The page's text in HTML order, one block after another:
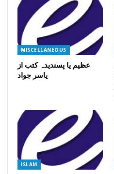
MISCELLANEOUS
عظیم یا پسندیدہ کتب از
یاسر جواد
ISLAM